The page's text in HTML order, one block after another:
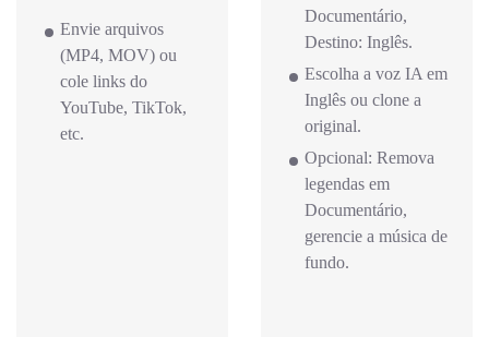
Envie arquivos
(MP4, MOV) ou
cole links do
YouTube, TikTok,
etc.
Documentário,
Destino: Inglês.
Escolha a voz IA em
Inglês ou clone a
original.
Opcional: Remova
legendas em
Documentário,
gerencie a música de
fundo.